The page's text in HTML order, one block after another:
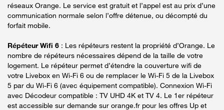
réseaux Orange. Le service est gratuit et l’appel est au prix d’une
communication normale selon l’offre détenue, ou décompté du
forfait mobile.
Répéteur Wifi 6 : Les répéteurs restent la propriété d’Orange. Le
nombre de répéteurs nécessaires dépend de la taille de votre
logement. Le répéteur permet d’étendre la couverture wifi de
votre Livebox en Wi-Fi 6 ou de remplacer le Wi-Fi 5 de la Livebox
5 par du Wi-Fi 6 (avec équipement compatible). Connexion Wi-Fi
avec Décodeur compatible : TV UHD 4K et TV 4. Le 1er répéteur
est accessible sur demande sur orange.fr pour les offres Up et